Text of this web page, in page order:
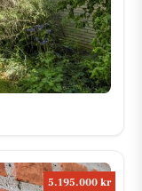
5.195.000 kr